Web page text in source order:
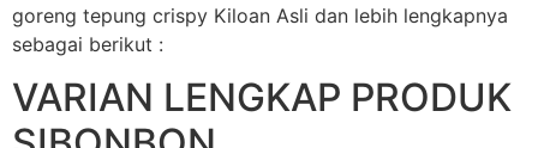
goreng tepung crispy Kiloan Asli dan lebih lengkapnya
sebagai berikut :
VARIAN LENGKAP PRODUK